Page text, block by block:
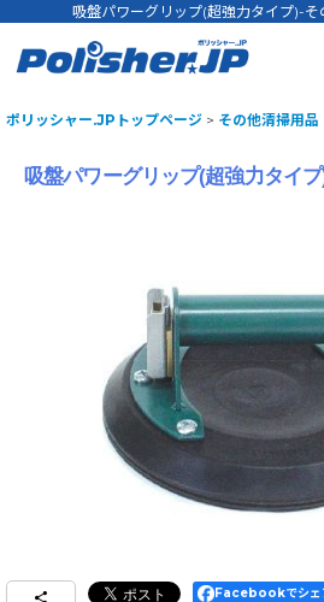
吸盤パワーグリップ(超強力タイプ)-
ポリッシャー.JPトップページ > その他清掃用品
吸盤パワーグリップ(超強力タイ
Facebookでシェ